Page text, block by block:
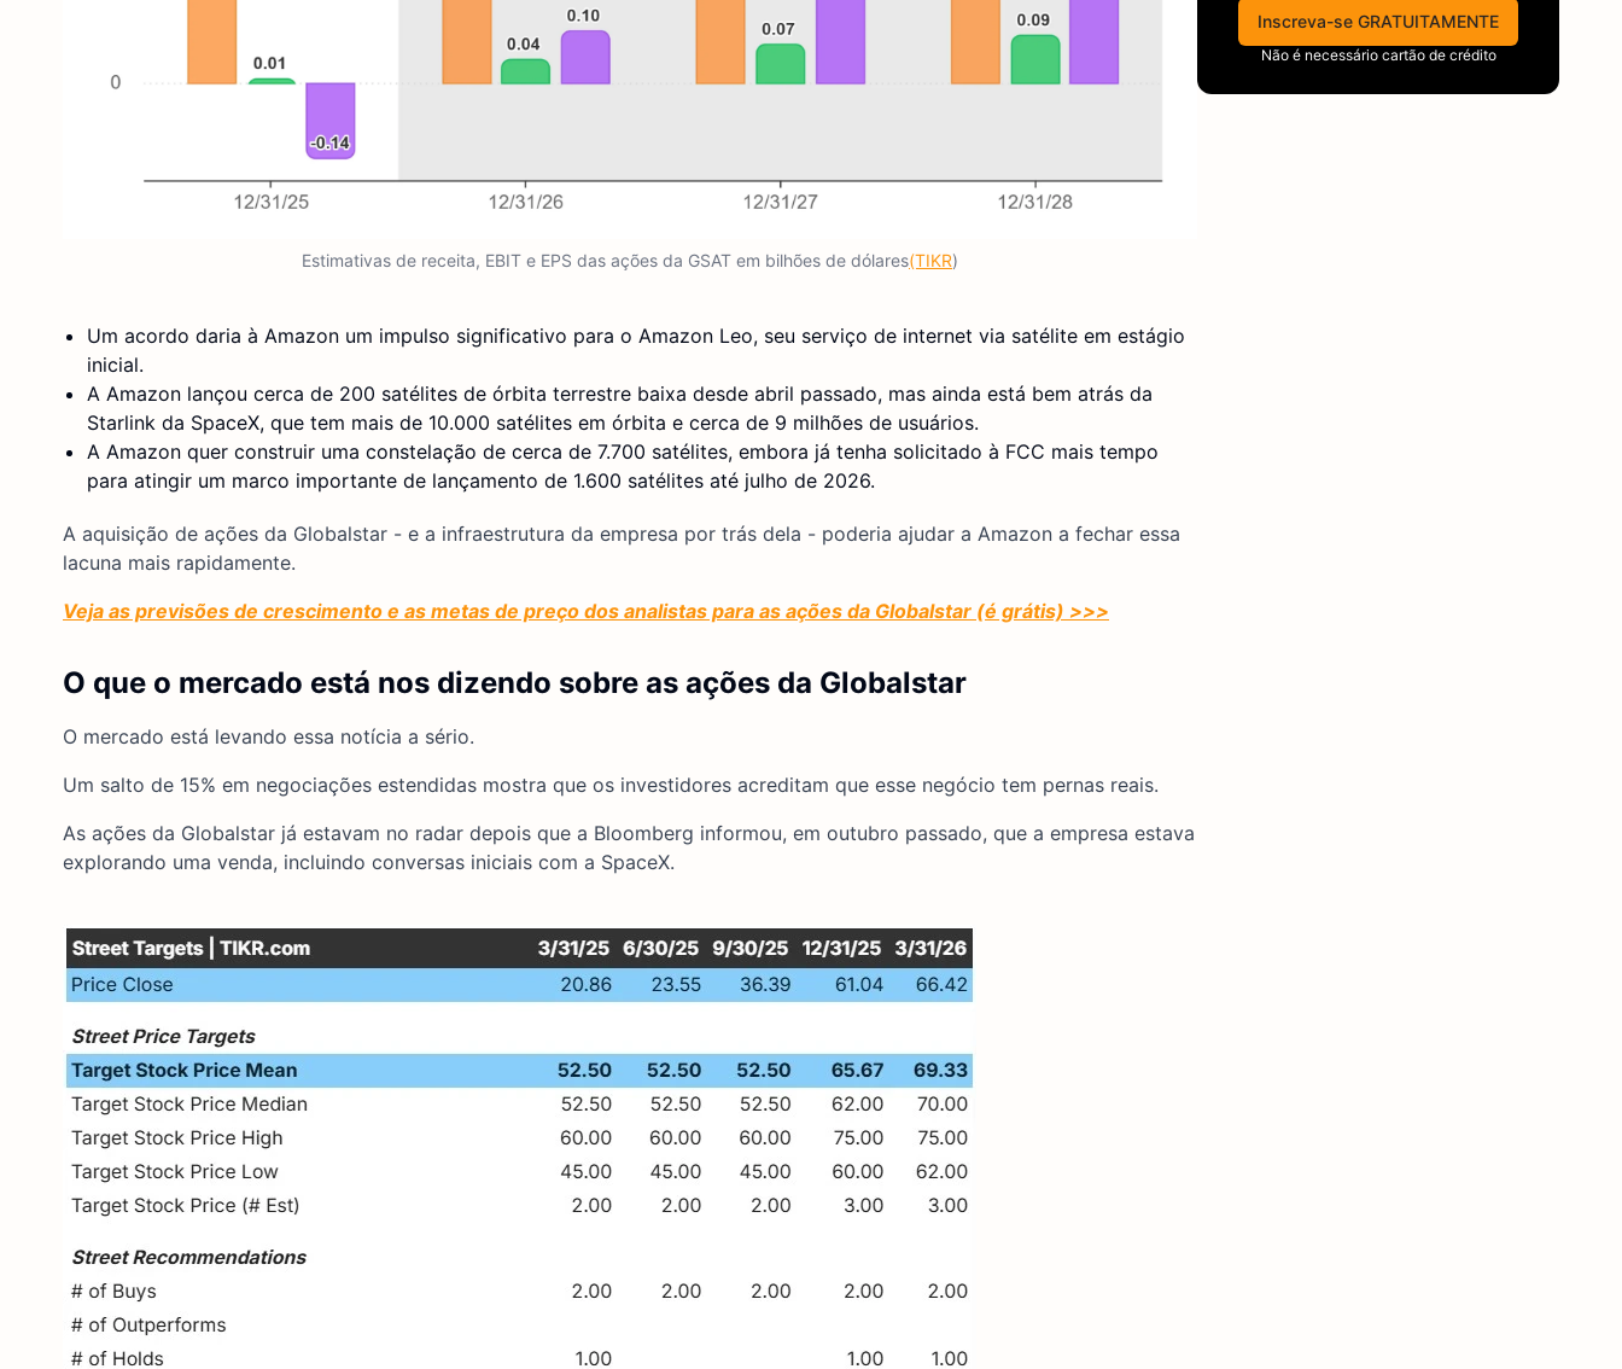
Estimativas de receita, EBIT e EPS das ações da GSAT em bilhões de dólares(TIKR)
Um acordo daria à Amazon um impulso significativo para o Amazon Leo, seu serviço de internet via satélite em estágio
inicial.
A Amazon lançou cerca de 200 satélites de órbita terrestre baixa desde abril passado, mas ainda está bem atrás da
Starlink da SpaceX, que tem mais de 10.000 satélites em órbita e cerca de 9 milhões de usuários.
A Amazon quer construir uma constelação de cerca de 7.700 satélites, embora já tenha solicitado à FCC mais tempo
para atingir um marco importante de lançamento de 1.600 satélites até julho de 2026.
A aquisição de ações da Globalstar - e a infraestrutura da empresa por trás dela - poderia ajudar a Amazon a fechar essa
lacuna mais rapidamente.
Veja as previsões de crescimento e as metas de preço dos analistas para as ações da Globalstar (é grátis) >>>
O que o mercado está nos dizendo sobre as ações da Globalstar
O mercado está levando essa notícia a sério.
Um salto de 15% em negociações estendidas mostra que os investidores acreditam que esse negócio tem pernas reais.
As ações da Globalstar já estavam no radar depois que a Bloomberg informou, em outubro passado, que a empresa estava
explorando uma venda, incluindo conversas iniciais com a SpaceX.
Inscreva-se GRATUITAMENTE
Não é necessário cartão de crédito